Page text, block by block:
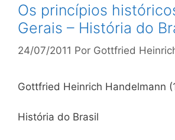
Os princípios
Gerais – História do
24/07/2011 Por Gottfried
Gottfried Heinrich Handelmann
História do Brasil